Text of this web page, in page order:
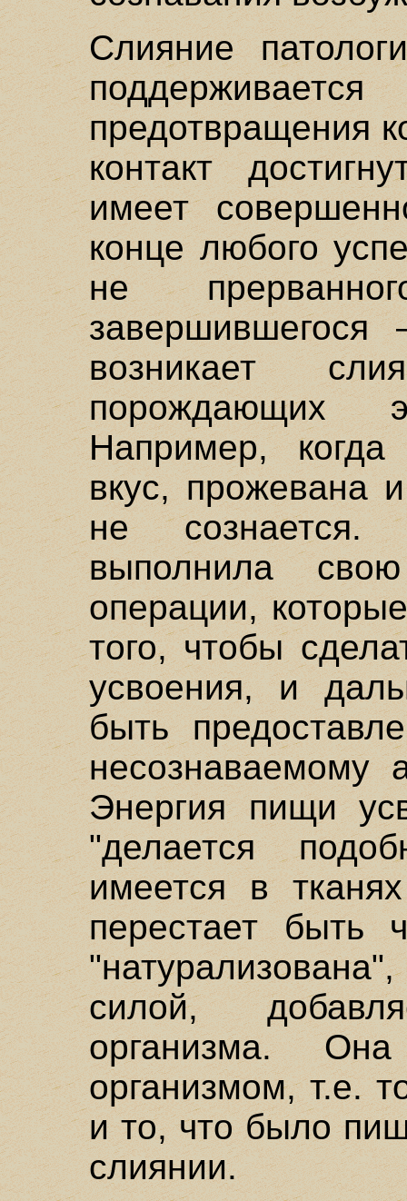
Слияние
предотвращения
контакт
имеет
конце любого
не
завершившегося
возникает
порождающих
Например,
вкус, прожевана
не сознается.
выполнила
операции,
того, чтобы
усвоения, и
быть
несознаваемому
Энергия пищи
"делается
имеется в
перестает быть
силой,
организма.
организмом, т.е.
и то, что было
слиянии.